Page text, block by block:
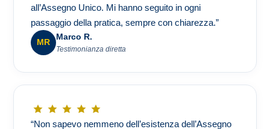
all’Assegno Unico. Mi hanno seguito in ogni
passaggio della pratica, sempre con chiarezza.”
MR
Marco R.
Testimonianza diretta
“Non sapevo nemmeno dell’esistenza dell’Assegno